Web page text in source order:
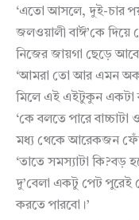
‘এতো আসলে, দুই-চার
জলওয়ালী বাঈ’কে দিয়ে
নিজের জায়গা ছেড়ে
‘আমরা তো আর এমন
মিলে এই এইটুকুন একটা
‘কে বলতে পারে
মধ্য থেকে আরেকজন
‘তাতে সমস্যাটা কি?বড়
দু’বেলা একটু পেট পুরেই
করতে পারবো।’